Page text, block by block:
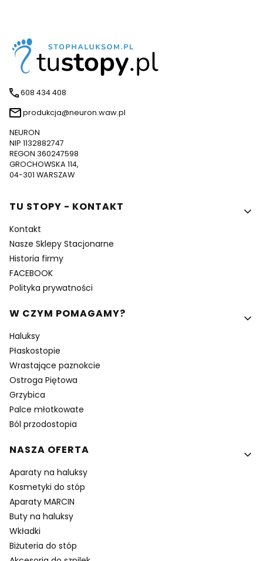
608 434 408
produkcja@neuron.waw.pl
NEURON
NIP 1132882747
REGON 360247598
GROCHOWSKA 114,
04-301 WARSZAW
Linki w stopce
TU STOPY - KONTAKT
Kontakt
Nasze Sklepy Stacjonarne
Historia firmy
FACEBOOK
Polityka prywatności
W CZYM POMAGAMY?
Haluksy
Płaskostopie
Wrastające paznokcie
Ostroga Piętowa
Grzybica
Palce młotkowate
Ból przodostopia
NASZA OFERTA
Aparaty na haluksy
Kosmetyki do stóp
Aparaty MARCIN
Buty na haluksy
Wkładki
Biżuteria do stóp